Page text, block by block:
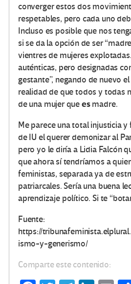
converger estos dos
respetables, pero cada uno
Incluso es posible que nos
si se da la opción de ser
vientres de mujeres
auténticas, pero designadas
gestante”, negando de nuevo
realidad de que todos y todas
de una mujer queesmadre.
Me parece una total injusticia
de IU el querer demonizar al
pero yo le diría a Lidia Falcón
que ahora sí tendríamos a
feministas, separada ya de
patriarcales. Sería una buena
aprendizaje político. Si te
Fuente:
https://
ismo-y-generismo/
Comparte este contenido: